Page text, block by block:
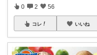
0 2 56
コレ いいね